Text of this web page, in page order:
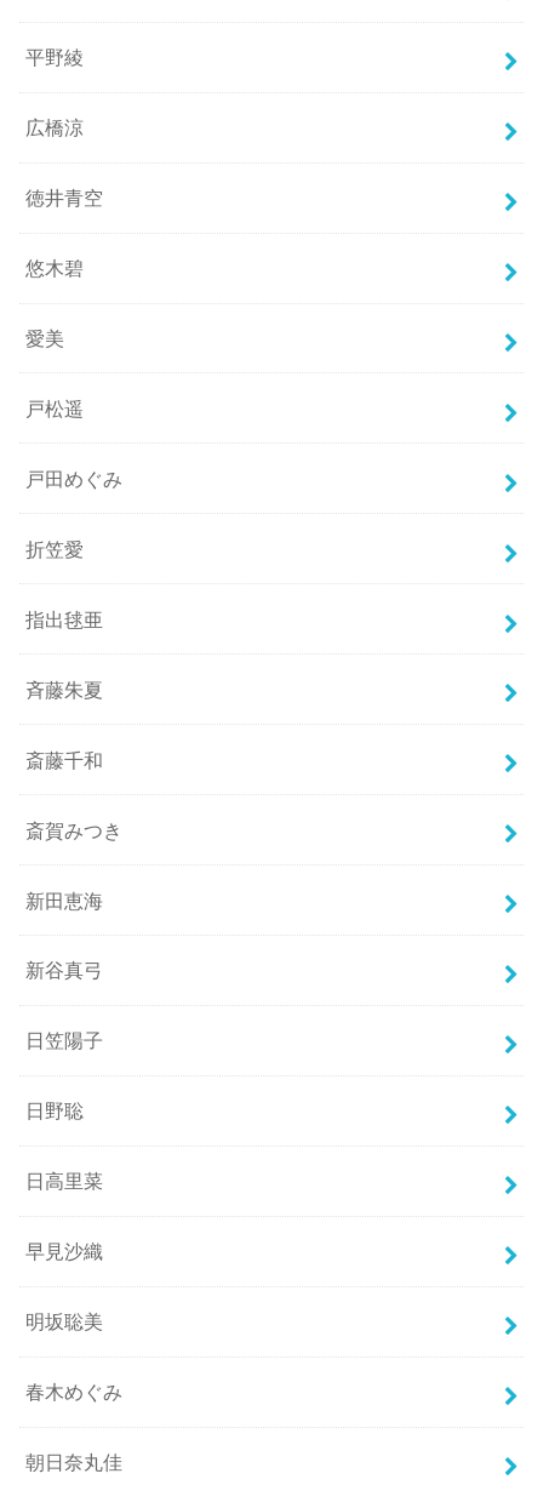
平野綾
広橋涼
徳井青空
悠木碧
愛美
戸松遥
戸田めぐみ
折笠愛
指出毬亜
斉藤朱夏
斎藤千和
斎賀みつき
新田恵海
新谷真弓
日笠陽子
日野聡
日高里菜
早見沙織
明坂聡美
春木めぐみ
朝日奈丸佳